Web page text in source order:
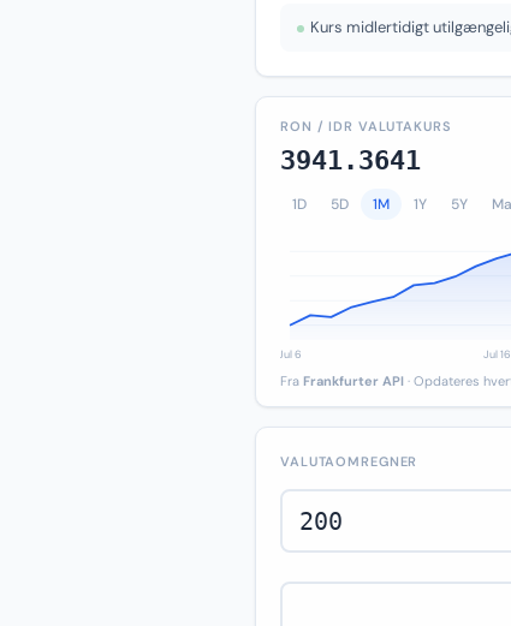
Kurs midlertidigt
RON / IDR VALUTAKURS
3941.3641
1D 5D 1M 1Y 5Y
Fra Frankfurter API · Opdateres
VALUTAOMREGNER